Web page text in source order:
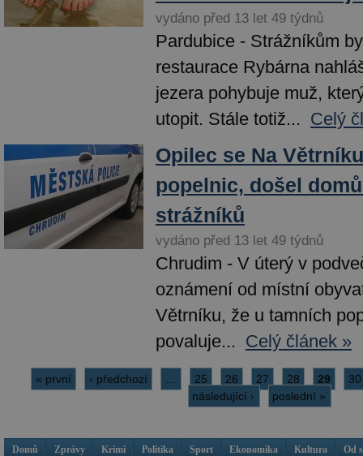
vydáno před 13 let 49 týdnů
Pardubice - Strážníkům
restaurace Rybárna
jezera pohybuje muž,
utopit. Stále totiž... Celý
Opilec se Na
popelnic, došel
strážníků
vydáno před 13 let 49 týdnů
Chrudim - V úterý v
oznámení od místní
Větrníku, že u tamních
povaluje... Celý článek »
« první ‹ předchozí 25 26 27 28 29
30
následující ›
poslední »
Domů Zprávy Krimi Politika Sport Ekonomika Kultura Od